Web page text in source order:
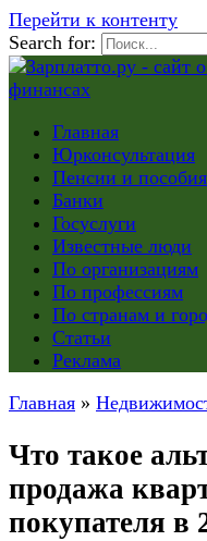
Перейти к контенту
Search for:
Главная
Юрконсультация
Пенсии и пособия
Банки
Госуслуги
Известные люди
По организациям
По профессиям
По странам и
Статьи
Реклама
Главная »
Что такое
продажа
покупателя в